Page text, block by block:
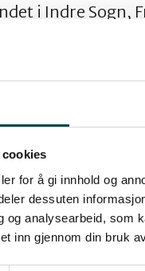
for å gi innhold og
dessuten
og analysearbeid, som
inn gjennom din bruk
i Indre Sogn,
slående
om
De
matjord og